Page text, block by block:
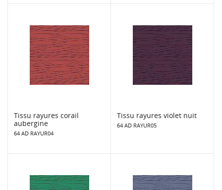
Tissu rayures corail
aubergine
64 AD RAYUR04
Tissu rayures violet nuit
64 AD RAYUR05